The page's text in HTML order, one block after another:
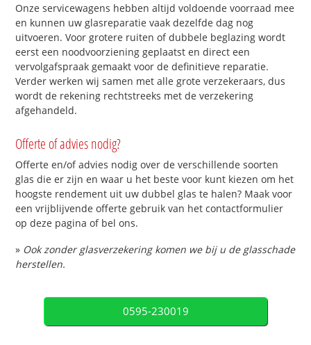
Onze servicewagens hebben altijd voldoende voorraad mee
en kunnen uw glasreparatie vaak dezelfde dag nog
uitvoeren. Voor grotere ruiten of dubbele beglazing wordt
eerst een noodvoorziening geplaatst en direct een
vervolgafspraak gemaakt voor de definitieve reparatie.
Verder werken wij samen met alle grote verzekeraars, dus
wordt de rekening rechtstreeks met de verzekering
afgehandeld.
Offerte of advies nodig?
Offerte en/of advies nodig over de verschillende soorten
glas die er zijn en waar u het beste voor kunt kiezen om het
hoogste rendement uit uw dubbel glas te halen? Maak voor
een vrijblijvende offerte gebruik van het contactformulier
op deze pagina of bel ons.
» Ook zonder glasverzekering komen we bij u de glasschade
herstellen.
0595-230019